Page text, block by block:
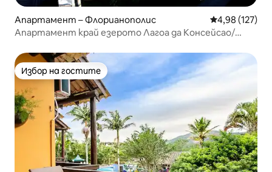
Апартамент – Флорианополис Средна
4,98 (127)
Апартамент край езерото Лагоа да Консейсао/
Избор на гостите
Избор на гостите